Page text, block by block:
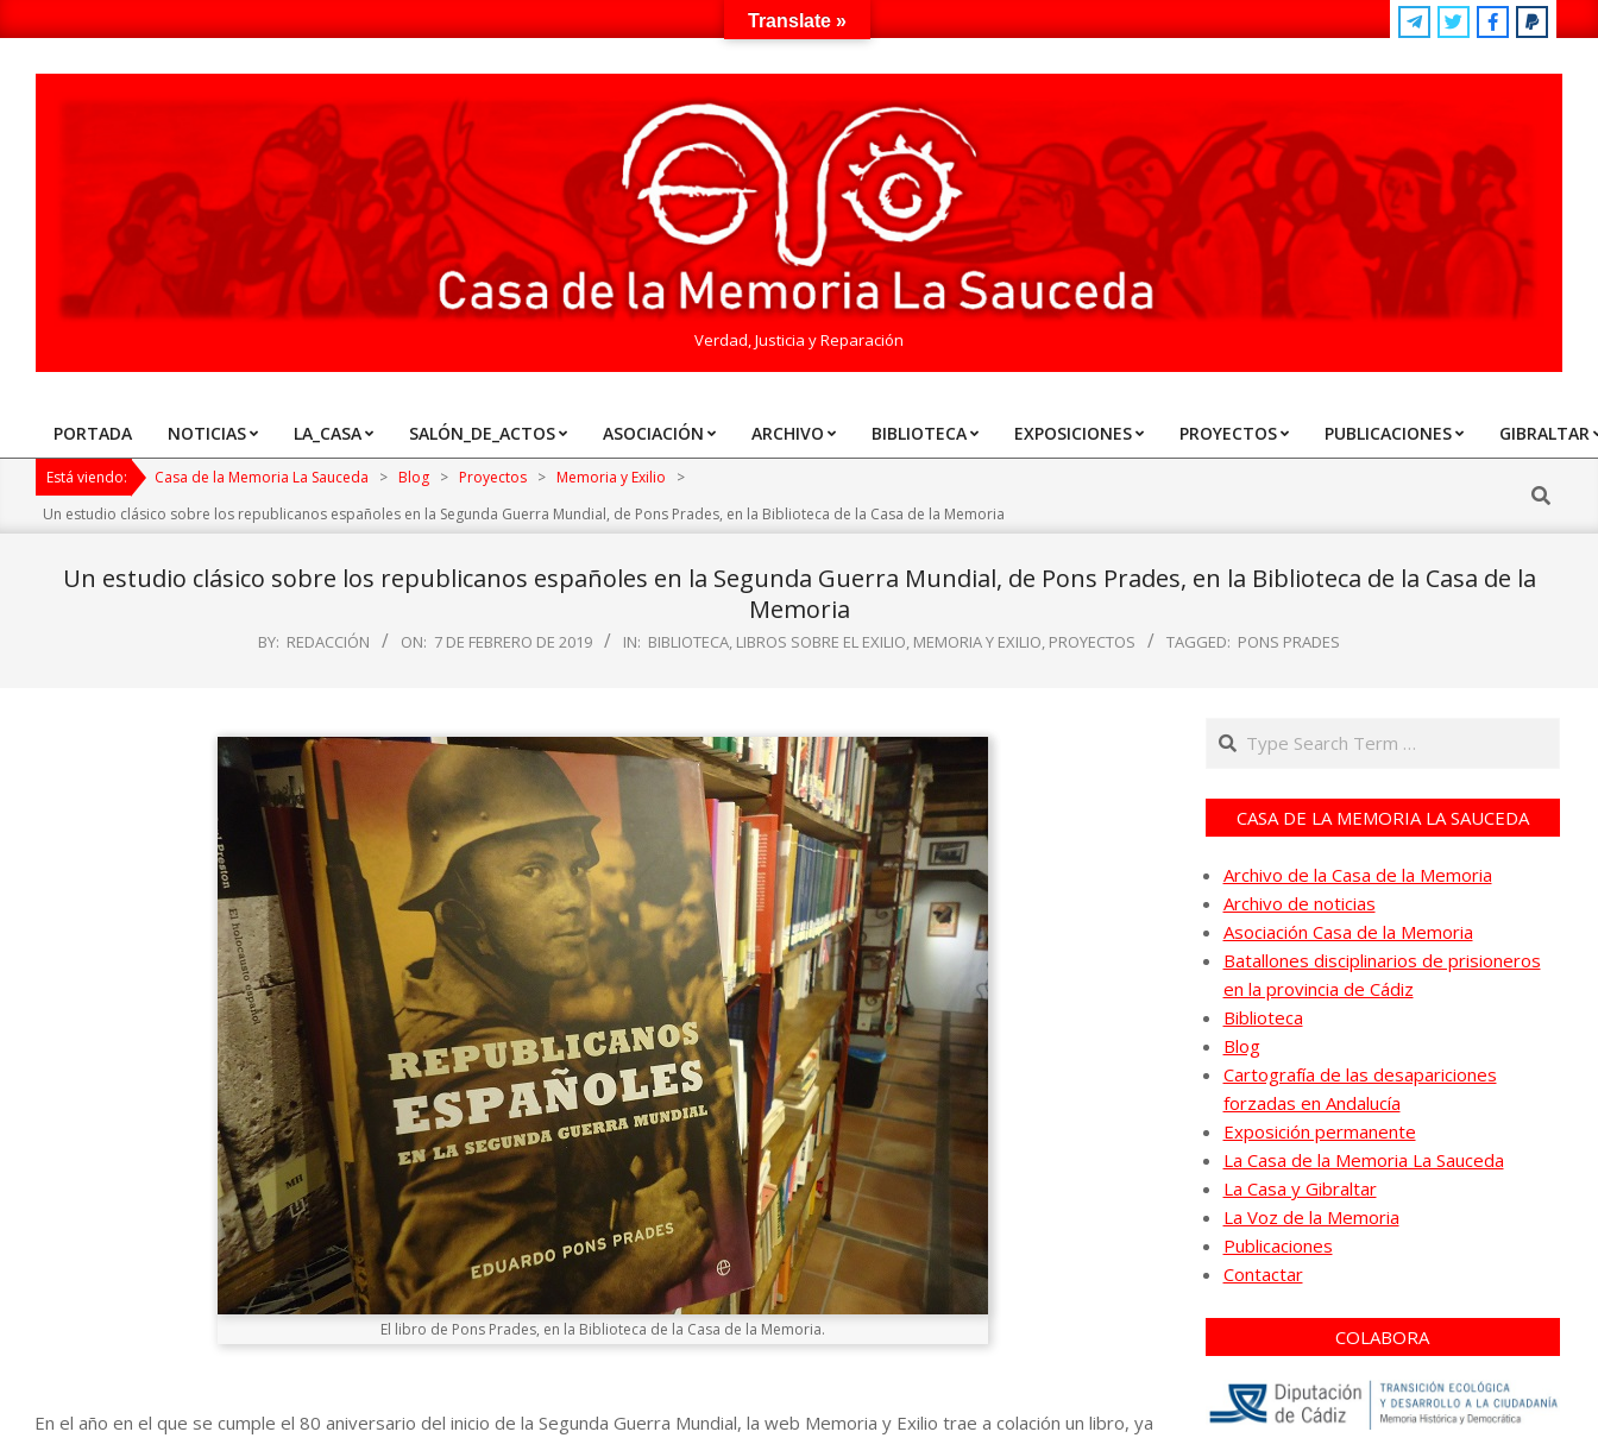
to
content
de
Memoria
La
Sauceda
Verdad, Justicia y Reparación
Primary
Navigation
Menu
PORTADA NOTICIAS LA_CASA SALÓN_DE_ACTOS ASOCIACIÓN ARCHIVO BIBLIOTECA EXPOSICIONES PROYECTOS PUBLICACIONES GIBRALTAR
Está viendo: Casa de la Memoria La Sauceda > Blog > Proyectos > Memoria y Exilio
>
Un estudio clásico sobre los republicanos españoles en la Segunda Guerra Mundial, de Pons Prades, en la Biblioteca de la Casa de la Memoria
Search
Un estudio clásico sobre los republicanos españoles en la Segunda Guerra Mundial, de Pons Prades, en la Biblioteca de la Casa de la
Memoria
BY: REDACCIÓN ON: 7 DE FEBRERO DE 2019 IN: BIBLIOTECA, LIBROS SOBRE EL EXILIO, MEMORIA Y EXILIO, PROYECTOS TAGGED: PONS PRADES
El libro de Pons Prades, en la Biblioteca de la Casa de la Memoria.
En el año en el que se cumple el 80 aniversario del inicio de la Segunda Guerra Mundial, la web Memoria y Exilio trae a colación un libro, ya
Search
CASA DE LA MEMORIA LA SAUCEDA
Archivo de la Casa de la Memoria
Archivo de noticias
Asociación Casa de la Memoria
Batallones disciplinarios de prisioneros
en la provincia de Cádiz
Biblioteca
Blog
Cartografía de las desapariciones
forzadas en Andalucía
Exposición permanente
La Casa de la Memoria La Sauceda
La Casa y Gibraltar
La Voz de la Memoria
Publicaciones
Contactar
COLABORA
Translate »